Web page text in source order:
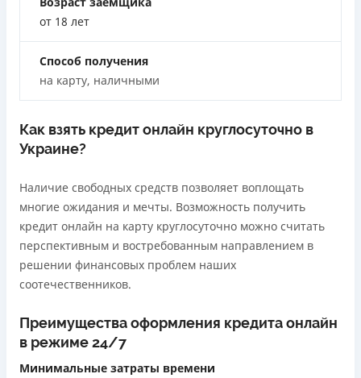
Лицензия переоформлена 18.03.2024 г.
Вся информация о кредите
ПОЛУЧИТЬ ЗАЙМ Подробнее
от 18 лет
Способ получения
на карту, наличными
Как взять кредит онлайн круглосуточно в
Украине?
Наличие свободных средств позволяет воплощать
многие ожидания и мечты. Возможность получить
кредит онлайн на карту круглосуточно можно считать
перспективным и востребованным направлением в
решении финансовых проблем наших
соотечественников.
Преимущества оформления кредита онлайн
в режиме 24/7
Минимальные затраты времени